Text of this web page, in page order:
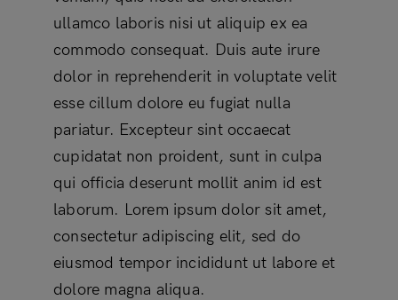
ullamco laboris nisi ut aliquip ex ea
commodo consequat. Duis aute irure
dolor in reprehenderit in voluptate velit
esse cillum dolore eu fugiat nulla
pariatur. Excepteur sint occaecat
cupidatat non proident, sunt in culpa
qui officia deserunt mollit anim id est
laborum. Lorem ipsum dolor sit amet,
consectetur adipiscing elit, sed do
eiusmod tempor incididunt ut labore et
dolore magna aliqua.